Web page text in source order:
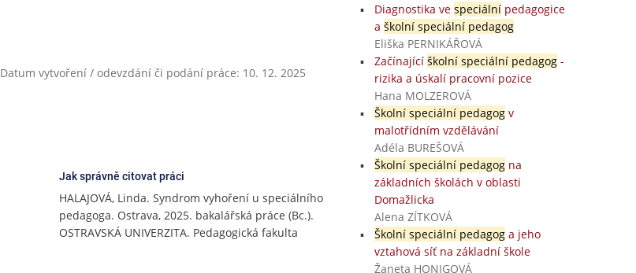
Datum vytvoření / odevzdání či podání práce: 10. 12. 2025
Jak správně citovat práci
HALAJOVÁ, Linda. Syndrom vyhoření u speciálního
pedagoga. Ostrava, 2025. bakalářská práce (Bc.).
OSTRAVSKÁ UNIVERZITA. Pedagogická fakulta
Diagnostika ve speciálnípedagogice
a školní speciální pedagog
Eliška PERNIKÁŘOVÁ
Začínající školní speciální pedagog-
rizika a úskalí pracovní pozice
Hana MOLZEROVÁ
Školní speciální pedagogv
malotřídním vzdělávání
Adéla BUREŠOVÁ
Školní speciální pedagogna
základních školách v oblasti
Domažlicka
Alena ZÍTKOVÁ
Školní speciální pedagoga jeho
vztahová síť na základní škole
Žaneta HONIGOVÁ